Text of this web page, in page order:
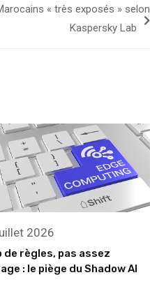
« très exposés » selon
Kaspersky Lab
2026
de règles, pas assez
: le piège du Shadow AI